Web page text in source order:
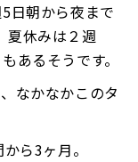
日朝から夜まで
夏休みは２週
あるそうです。
なかなかこのタ
ら3ヶ月。